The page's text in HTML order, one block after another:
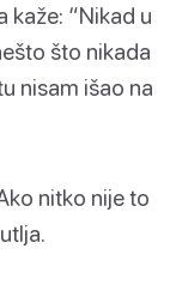
kaže: “Nikad u
što nikada
nisam išao na
nitko nije to